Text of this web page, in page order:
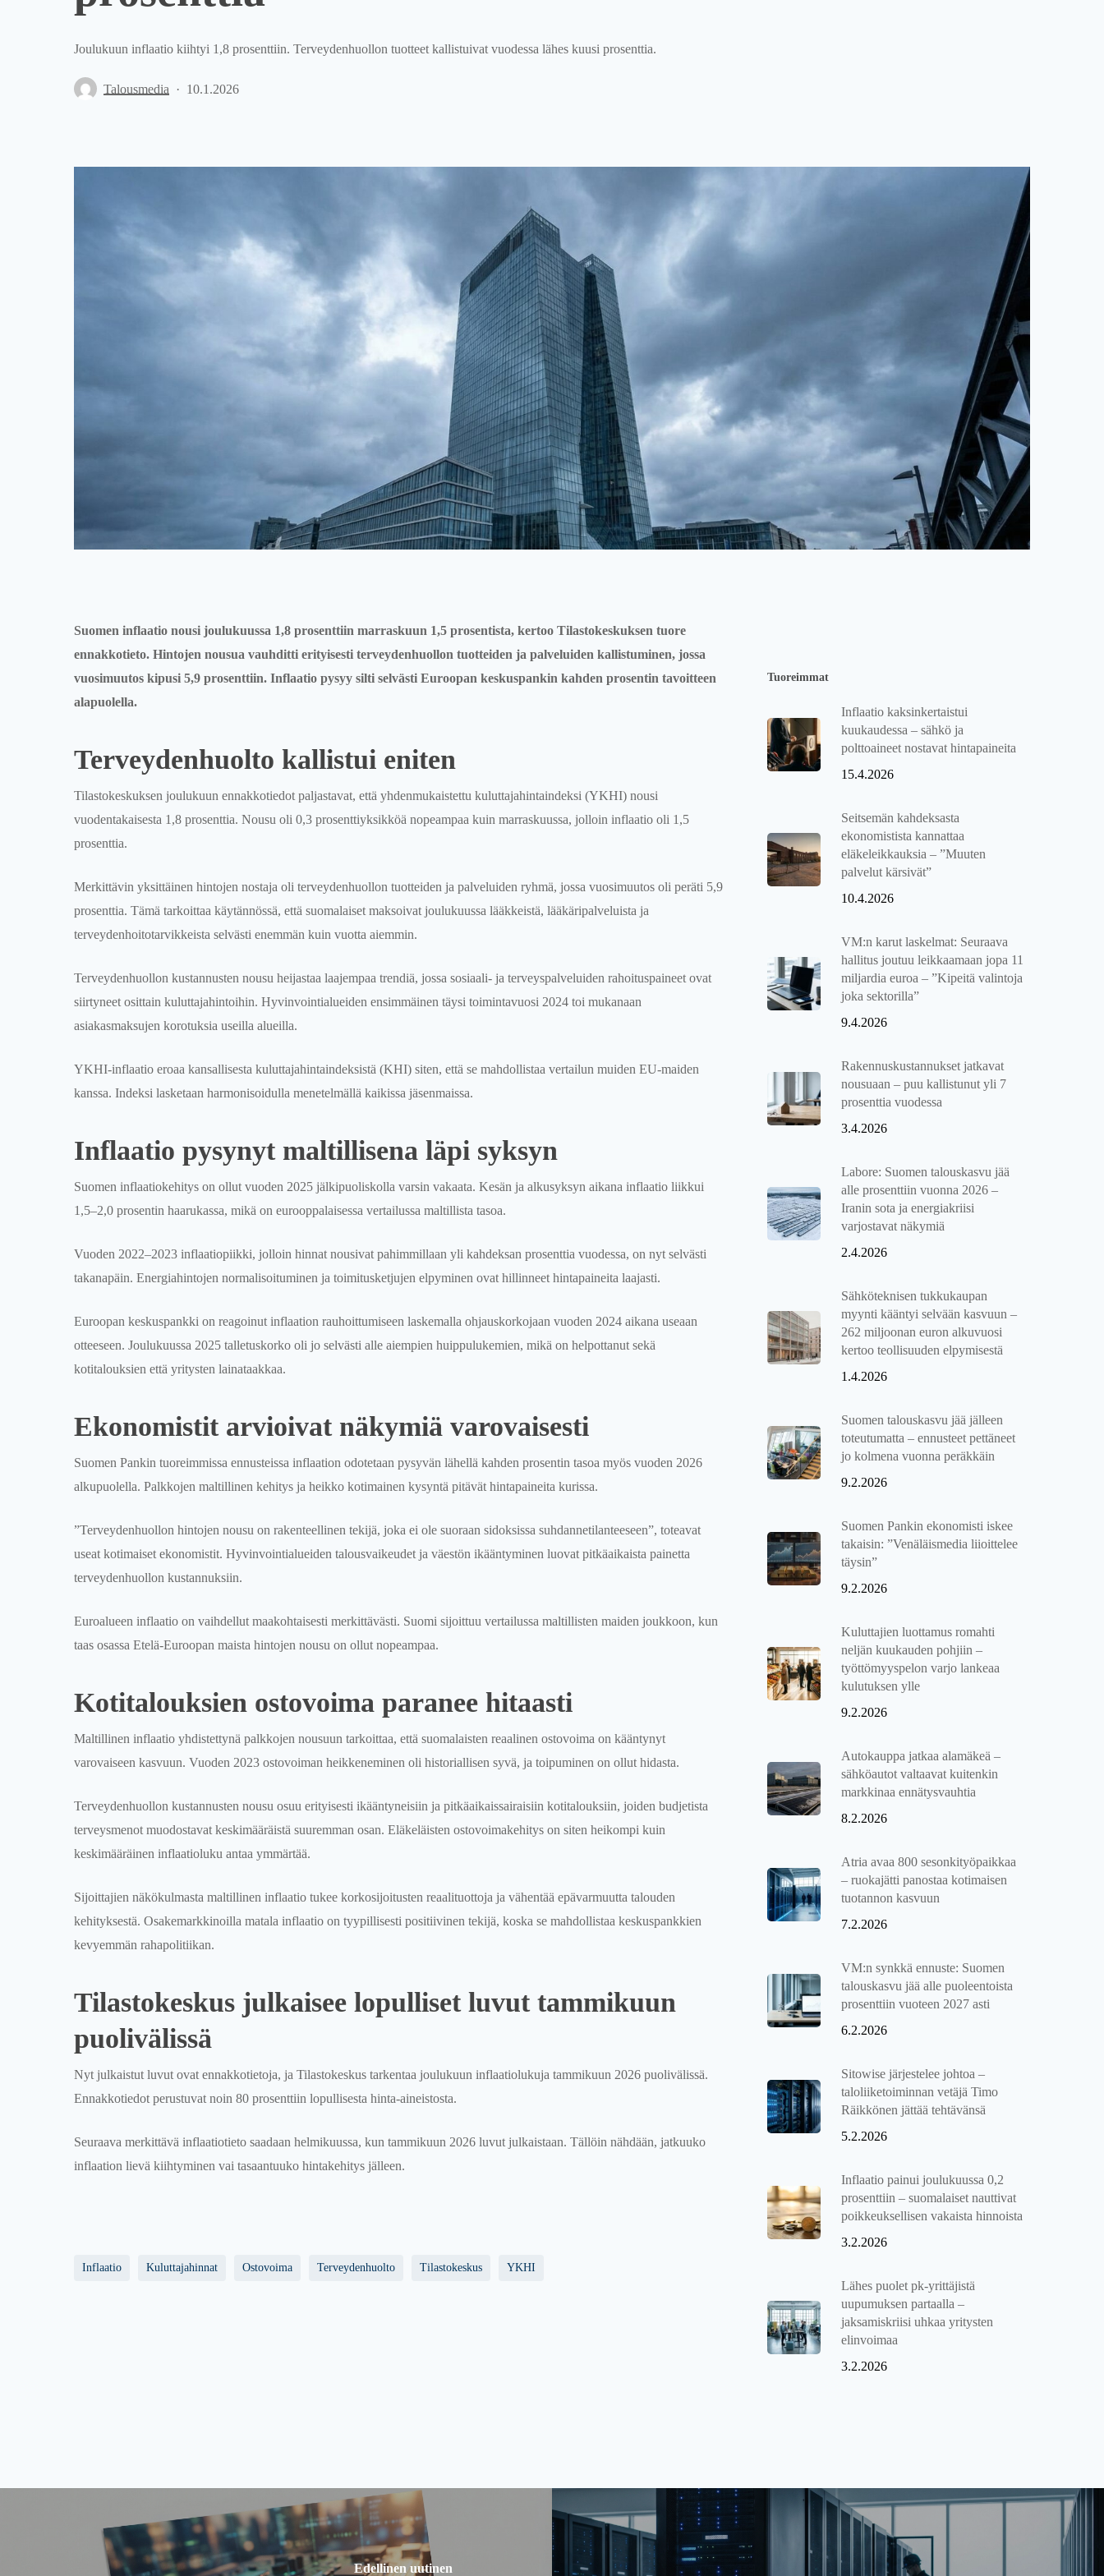
Joulukuun inflaatio kiihtyi 1,8 prosenttiin. Terveydenhuollon tuotteet kallistuivat vuodessa lähes kuusi prosenttia.
Talousmedia 10.1.2026
Suomen inflaatio nousi joulukuussa 1,8 prosenttiin marraskuun 1,5 prosentista, kertoo Tilastokeskuksen tuore
ennakkotieto. Hintojen nousua vauhditti erityisesti terveydenhuollon tuotteiden ja palveluiden kallistuminen, jossa
vuosimuutos kipusi 5,9 prosenttiin. Inflaatio pysyy silti selvästi Euroopan keskuspankin kahden prosentin tavoitteen
alapuolella.
Terveydenhuolto kallistui eniten
Tilastokeskuksen joulukuun ennakkotiedot paljastavat, että yhdenmukaistettu kuluttajahintaindeksi (YKHI) nousi
vuodentakaisesta 1,8 prosenttia. Nousu oli 0,3 prosenttiyksikköä nopeampaa kuin marraskuussa, jolloin inflaatio oli 1,5
prosenttia.
Merkittävin yksittäinen hintojen nostaja oli terveydenhuollon tuotteiden ja palveluiden ryhmä, jossa vuosimuutos oli peräti 5,9
prosenttia. Tämä tarkoittaa käytännössä, että suomalaiset maksoivat joulukuussa lääkkeistä, lääkäripalveluista ja
terveydenhoitotarvikkeista selvästi enemmän kuin vuotta aiemmin.
Terveydenhuollon kustannusten nousu heijastaa laajempaa trendiä, jossa sosiaali- ja terveyspalveluiden rahoituspaineet ovat
siirtyneet osittain kuluttajahintoihin. Hyvinvointialueiden ensimmäinen täysi toimintavuosi 2024 toi mukanaan
asiakasmaksujen korotuksia useilla alueilla.
YKHI-inflaatio eroaa kansallisesta kuluttajahintaindeksistä (KHI) siten, että se mahdollistaa vertailun muiden EU-maiden
kanssa. Indeksi lasketaan harmonisoidulla menetelmällä kaikissa jäsenmaissa.
Inflaatio pysynyt maltillisena läpi syksyn
Suomen inflaatiokehitys on ollut vuoden 2025 jälkipuoliskolla varsin vakaata. Kesän ja alkusyksyn aikana inflaatio liikkui
1,5–2,0 prosentin haarukassa, mikä on eurooppalaisessa vertailussa maltillista tasoa.
Vuoden 2022–2023 inflaatiopiikki, jolloin hinnat nousivat pahimmillaan yli kahdeksan prosenttia vuodessa, on nyt selvästi
takanapäin. Energiahintojen normalisoituminen ja toimitusketjujen elpyminen ovat hillinneet hintapaineita laajasti.
Euroopan keskuspankki on reagoinut inflaation rauhoittumiseen laskemalla ohjauskorkojaan vuoden 2024 aikana useaan
otteeseen. Joulukuussa 2025 talletuskorko oli jo selvästi alle aiempien huippulukemien, mikä on helpottanut sekä
kotitalouksien että yritysten lainataakkaa.
Ekonomistit arvioivat näkymiä varovaisesti
Suomen Pankin tuoreimmissa ennusteissa inflaation odotetaan pysyvän lähellä kahden prosentin tasoa myös vuoden 2026
alkupuolella. Palkkojen maltillinen kehitys ja heikko kotimainen kysyntä pitävät hintapaineita kurissa.
”Terveydenhuollon hintojen nousu on rakenteellinen tekijä, joka ei ole suoraan sidoksissa suhdannetilanteeseen”, toteavat
useat kotimaiset ekonomistit. Hyvinvointialueiden talousvaikeudet ja väestön ikääntyminen luovat pitkäaikaista painetta
terveydenhuollon kustannuksiin.
Euroalueen inflaatio on vaihdellut maakohtaisesti merkittävästi. Suomi sijoittuu vertailussa maltillisten maiden joukkoon, kun
taas osassa Etelä-Euroopan maista hintojen nousu on ollut nopeampaa.
Kotitalouksien ostovoima paranee hitaasti
Maltillinen inflaatio yhdistettynä palkkojen nousuun tarkoittaa, että suomalaisten reaalinen ostovoima on kääntynyt
varovaiseen kasvuun. Vuoden 2023 ostovoiman heikkeneminen oli historiallisen syvä, ja toipuminen on ollut hidasta.
Terveydenhuollon kustannusten nousu osuu erityisesti ikääntyneisiin ja pitkäaikaissairaisiin kotitalouksiin, joiden budjetista
terveysmenot muodostavat keskimääräistä suuremman osan. Eläkeläisten ostovoimakehitys on siten heikompi kuin
keskimääräinen inflaatioluku antaa ymmärtää.
Sijoittajien näkökulmasta maltillinen inflaatio tukee korkosijoitusten reaalituottoja ja vähentää epävarmuutta talouden
kehityksestä. Osakemarkkinoilla matala inflaatio on tyypillisesti positiivinen tekijä, koska se mahdollistaa keskuspankkien
kevyemmän rahapolitiikan.
Tilastokeskus julkaisee lopulliset luvut tammikuun
puolivälissä
Nyt julkaistut luvut ovat ennakkotietoja, ja Tilastokeskus tarkentaa joulukuun inflaatiolukuja tammikuun 2026 puolivälissä.
Ennakkotiedot perustuvat noin 80 prosenttiin lopullisesta hinta-aineistosta.
Seuraava merkittävä inflaatiotieto saadaan helmikuussa, kun tammikuun 2026 luvut julkaistaan. Tällöin nähdään, jatkuuko
inflaation lievä kiihtyminen vai tasaantuuko hintakehitys jälleen.
Inflaatio Kuluttajahinnat Ostovoima Terveydenhuolto Tilastokeskus YKHI
Tuoreimmat
Inflaatio kaksinkertaistui
kuukaudessa – sähkö ja
polttoaineet nostavat hintapaineita
15.4.2026
Seitsemän kahdeksasta
ekonomistista kannattaa
eläkeleikkauksia – ”Muuten
palvelut kärsivät”
10.4.2026
VM:n karut laskelmat: Seuraava
hallitus joutuu leikkaamaan jopa 11
miljardia euroa – ”Kipeitä valintoja
joka sektorilla”
9.4.2026
Rakennuskustannukset jatkavat
nousuaan – puu kallistunut yli 7
prosenttia vuodessa
3.4.2026
Labore: Suomen talouskasvu jää
alle prosenttiin vuonna 2026 –
Iranin sota ja energiakriisi
varjostavat näkymiä
2.4.2026
Sähköteknisen tukkukaupan
myynti kääntyi selvään kasvuun –
262 miljoonan euron alkuvuosi
kertoo teollisuuden elpymisestä
1.4.2026
Suomen talouskasvu jää jälleen
toteutumatta – ennusteet pettäneet
jo kolmena vuonna peräkkäin
9.2.2026
Suomen Pankin ekonomisti iskee
takaisin: ”Venäläismedia liioittelee
täysin”
9.2.2026
Kuluttajien luottamus romahti
neljän kuukauden pohjiin –
työttömyyspelon varjo lankeaa
kulutuksen ylle
9.2.2026
Autokauppa jatkaa alamäkeä –
sähköautot valtaavat kuitenkin
markkinaa ennätysvauhtia
8.2.2026
Atria avaa 800 sesonkityöpaikkaa
– ruokajätti panostaa kotimaisen
tuotannon kasvuun
7.2.2026
VM:n synkkä ennuste: Suomen
talouskasvu jää alle puoleentoista
prosenttiin vuoteen 2027 asti
6.2.2026
Sitowise järjestelee johtoa –
taloliiketoiminnan vetäjä Timo
Räikkönen jättää tehtävänsä
5.2.2026
Inflaatio painui joulukuussa 0,2
prosenttiin – suomalaiset nauttivat
poikkeuksellisen vakaista hinnoista
3.2.2026
Lähes puolet pk-yrittäjistä
uupumuksen partaalla –
jaksamiskriisi uhkaa yritysten
elinvoimaa
3.2.2026
Edellinen uutinen